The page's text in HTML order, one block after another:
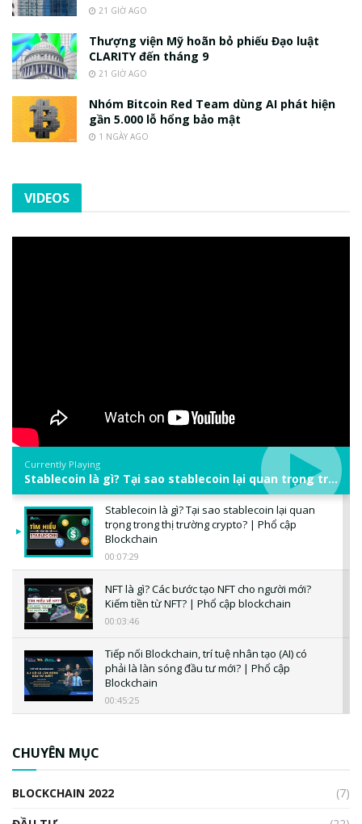
21 GIỜ AGO
Thượng viện Mỹ hoãn bỏ phiếu Đạo luật
CLARITY đến tháng 9
21 GIỜ AGO
Nhóm Bitcoin Red Team dùng AI phát hiện
gần 5.000 lỗ hổng bảo mật
1 NGÀY AGO
VIDEOS
Currently Playing
Stablecoin là gì? Tại sao stablecoin lại quan trọng trong thị trường crypto? | Phổ cập Blockchain
Stablecoin là gì? Tại sao stablecoin lại quan
trọng trong thị trường crypto? | Phổ cập
Blockchain
00:07:29
NFT là gì? Các bước tạo NFT cho người mới?
Kiếm tiền từ NFT? | Phổ cập blockchain
00:03:46
Tiếp nối Blockchain, trí tuệ nhân tạo (AI) có
phải là làn sóng đầu tư mới? | Phổ cập
Blockchain
00:45:25
CHUYÊN MỤC
BLOCKCHAIN 2022
(7)